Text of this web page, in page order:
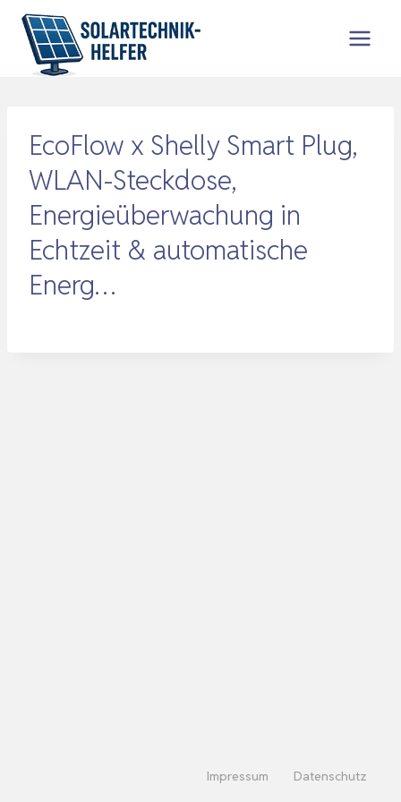
Zum
Inhalt
springen
EcoFlow x Shelly Smart Plug,
WLAN-Steckdose,
Energieüberwachung in
Echtzeit & automatische
Energ…
Impressum Datenschutz